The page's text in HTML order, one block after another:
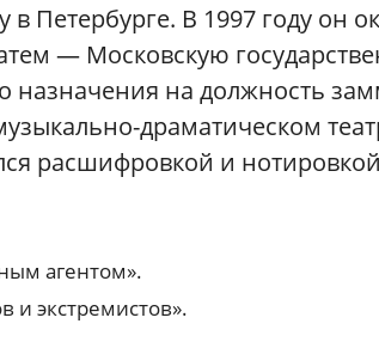
в Петербурге. В 1997 году он
— Московскую
назначения на должность
драматическом
расшифровкой и
агентом».
и экстремистов».